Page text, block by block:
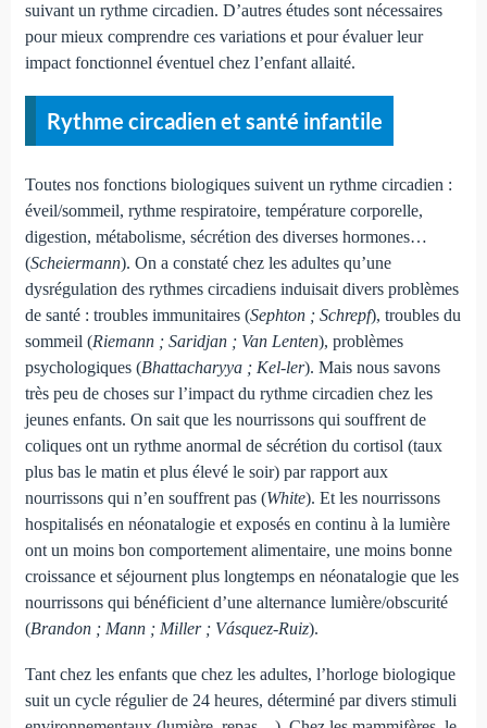
suivant un rythme circadien. D’autres études sont nécessaires
pour mieux comprendre ces variations et pour évaluer leur
impact fonctionnel éventuel chez l’enfant allaité.
Rythme circadien et santé infantile
Toutes nos fonctions biologiques suivent un rythme circadien :
éveil/sommeil, rythme respiratoire, température corporelle,
digestion, métabolisme, sécrétion des diverses hormones…
(Scheiermann). On a constaté chez les adultes qu’une
dysrégulation des rythmes circadiens induisait divers problèmes
de santé : troubles immunitaires (Sephton ; Schrepf), troubles du
sommeil (Riemann ; Saridjan ; Van Lenten), problèmes
psychologiques (Bhattacharyya ; Kel-ler). Mais nous savons
très peu de choses sur l’impact du rythme circadien chez les
jeunes enfants. On sait que les nourrissons qui souffrent de
coliques ont un rythme anormal de sécrétion du cortisol (taux
plus bas le matin et plus élevé le soir) par rapport aux
nourrissons qui n’en souffrent pas (White). Et les nourrissons
hospitalisés en néonatalogie et exposés en continu à la lumière
ont un moins bon comportement alimentaire, une moins bonne
croissance et séjournent plus longtemps en néonatalogie que les
nourrissons qui bénéficient d’une alternance lumière/obscurité
(Brandon ; Mann ; Miller ; Vásquez-Ruiz).
Tant chez les enfants que chez les adultes, l’horloge biologique
suit un cycle régulier de 24 heures, déterminé par divers stimuli